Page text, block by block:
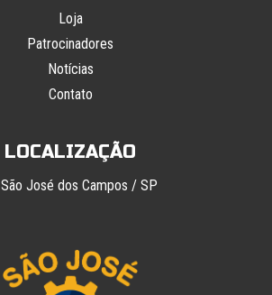
Loja
Patrocinadores
Notícias
Contato
LOCALIZAÇÃO
São José dos Campos / SP